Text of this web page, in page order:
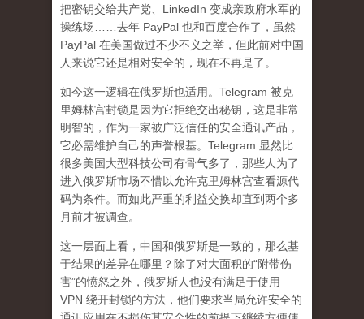
把密钥交给共产党、LinkedIn 变成亲政府水军的
操练场……去年 PayPal 也和百度合作了，虽然
PayPal 在美国做过不少不义之举，但此前对中国
人来说它还是相对安全的，现在不再是了。
如今这一逻辑在俄罗斯也适用。Telegram 被克
里姆林宫封锁是因为它拒绝交出秘钥，这是非常
明智的，作为一家被广泛信任的安全通讯产品，
它必需维护自己的声誉根基。Telegram 显然比
很多美国大型科技公司有骨气多了，那些人为了
进入俄罗斯市场不惜以允许克里姆林宫查看源代
码为条件。而如此严重的利益交换却直到两个多
月前才被调查。
这一层面上看，中国和俄罗斯是一致的，那么基
于结果的差异在哪里？除了对大面积的“附带伤
害”的愤怒之外，俄罗斯人也没有满足于使用
VPN 绕开封锁的方法，他们要求当局允许安全的